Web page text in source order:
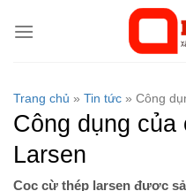
qua
Trang chủ » Tin tức » Công
Công dụng
Larsen
Cọc cừ thép larsen được